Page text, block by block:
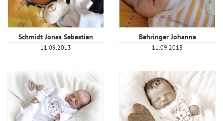
Schmidt Jonas Sebastian
11.09.2013
Behringer Johanna
11.09.2013